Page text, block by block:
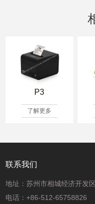
P3
了解更多
联系我们
地址：苏州市相城经济开发
电话：+86-512-65758826